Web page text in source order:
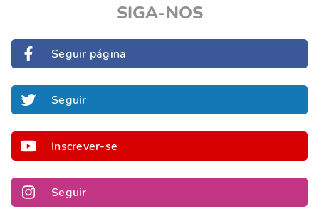
SIGA-NOS
Seguir página
Seguir
Inscrever-se
Seguir